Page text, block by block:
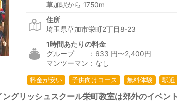
草加駅から 1750m
住所
埼玉県草加市栄町2丁目8-23
1時間あたりの料金
グループ ：633 円〜2,400円
マンツーマン：なし
料金が安い 子供向けコース 無料体験 駅近
グリッシュスクール栄町教室は郊外のイベン